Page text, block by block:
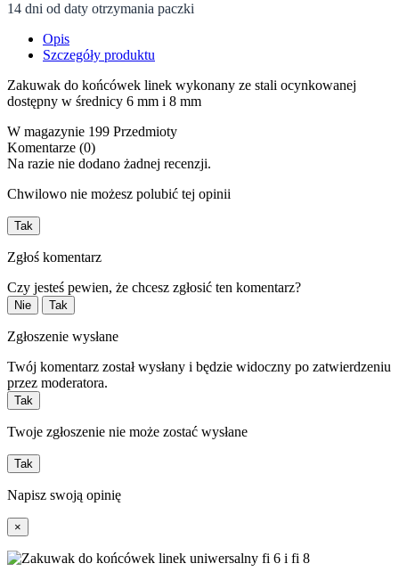
14 dni od daty otrzymania paczki
Opis
Szczegóły produktu
Zakuwak do końcówek linek wykonany ze stali ocynkowanej
dostępny w średnicy 6 mm i 8 mm
W magazynie 199 Przedmioty
Komentarze (0)
Na razie nie dodano żadnej recenzji.
Chwilowo nie możesz polubić tej opinii
Tak
Zgłoś komentarz
Czy jesteś pewien, że chcesz zgłosić ten komentarz?
Nie Tak
Zgłoszenie wysłane
Twój komentarz został wysłany i będzie widoczny po zatwierdzeniu
przez moderatora.
Tak
Twoje zgłoszenie nie może zostać wysłane
Tak
Napisz swoją opinię
×